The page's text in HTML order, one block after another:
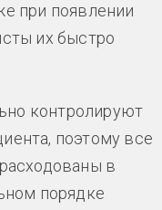
при появлении
их быстро
контролируют
поэтому все
в
порядке